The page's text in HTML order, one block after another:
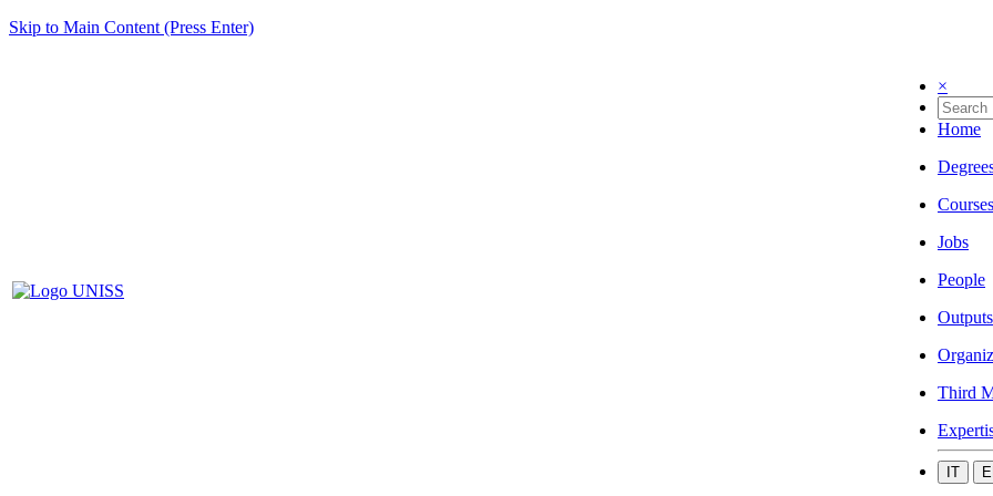
Skip to Main Content (Press Enter)
×
Home
Courses
Jobs
People
Outputs
Third
IT